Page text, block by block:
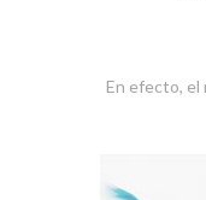
En efecto,